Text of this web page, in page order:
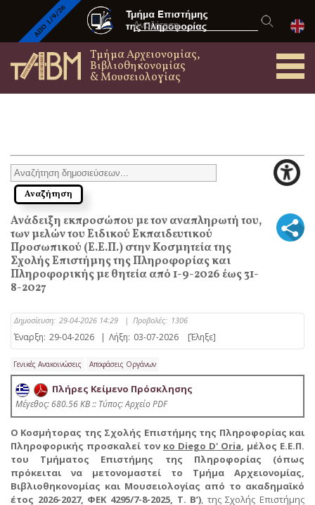
Τμήμα Αρχειονομίας,
Βιβλιοθηκονομίας
& Μουσειολογίας
Aνάδειξη εκπροσώπου με τον αναπληρωτή του,
των μελών του Ειδικού Εκπαιδευτικού
Προσωπικού (Ε.Ε.Π.) στην Κοσμητεία της
Σχολής Επιστήμης της Πληροφορίας και
Πληροφορικής με θητεία από 1-9-2026 έως 31-
8-2027
Δημοσίευση: 29-04-2026 14:29 | Προβολές: 1306
Έναρξη: 29-04-2026 | Λήξη: 03-07-2026 [Έληξε]
Γενικές Ανακοινώσεις Αποφάσεις Οργάνων
Πλήρες Κείμενο Πρόσκλησης
Mέγεθος: 680.56 KB :: Τύπος: Αρχείο PDF
Ο Κοσμήτορας της Σχολής Επιστήμης της Πληροφορίας και
Πληροφορικής προσκαλεί τον κο Diego D' Oria , μέλος Ε.Ε.Π.
του Τμήματος Επιστήμης της Πληροφορίας (όπως
πρόκειται να μετονομαστεί το Τμήμα Αρχειονομίας,
Βιβλιοθηκονομίας και Μουσειολογίας από το ακαδημαϊκό
έτος 2026-2027, ΦΕΚ 4295/7-8-2025, Τ. Β’) , της Σχολής Επιστήμης